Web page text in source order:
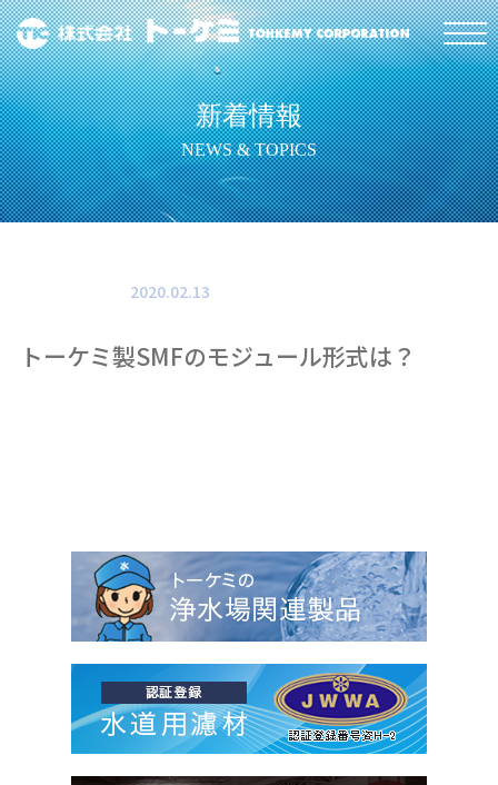
新着情報
NEWS & TOPICS
2020.02.13
トーケミ製SMFのモジュール形式は？